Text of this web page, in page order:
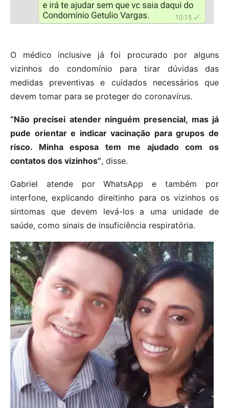
O médico inclusive já foi procurado por alguns
vizinhos do condomínio para tirar dúvidas das
medidas preventivas e cuidados necessários que
devem tomar para se proteger do coronavírus.
“Não precisei atender ninguém presencial, mas já
pude orientar e indicar vacinação para grupos de
risco. Minha esposa tem me ajudado com os
contatos dos vizinhos”, disse.
Gabriel atende por WhatsApp e também por
interfone, explicando direitinho para os vizinhos os
sintomas que devem levá-los a uma unidade de
saúde, como sinais de insuficiência respiratória.